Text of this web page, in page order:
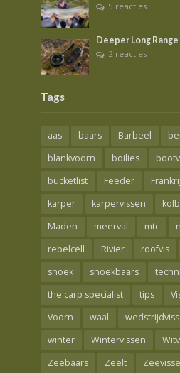
5 reacties
Deeper Long
2 reacties
Tags
aas baars Barbeel
blankvoorn
boilies
bucketlist
Feeder
karper
karpervissen
Maden
meerval mtc
rebelcell
Rivier roofvis
snoek
snoekbaars
the carp specialist
tips
Voorn
waal
winter
Wintervissen
Zeebaars
Zeelt